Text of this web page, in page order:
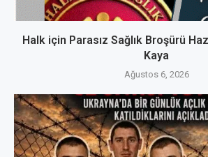
Halk için Parasız Sağlık Broşürü
Kaya
Ağustos 6, 2026